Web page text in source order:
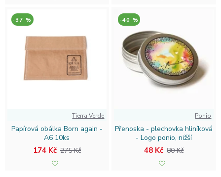
-37 %
Tierra Verde
Papírová obálka Born again -
A6 10ks
174 Kč 275 Kč
-40 %
Ponio
Přenoska - plechovka hliníková
- Logo ponio, nižší
48 Kč 80 Kč